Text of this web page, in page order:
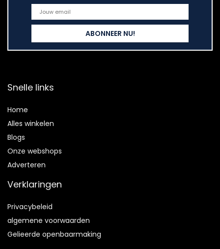
Snelle links
Home
Alles winkelen
Blogs
Onze webshops
Adverteren
Verklaringen
Privacybeleid
algemene voorwaarden
Gelieerde openbaarmaking